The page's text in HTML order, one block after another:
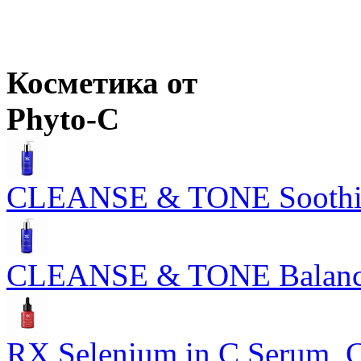
Косметика от
Phyto-C
CLEANSE & TONE
CLEANSE & TONE
RX Selenium in C Serum,